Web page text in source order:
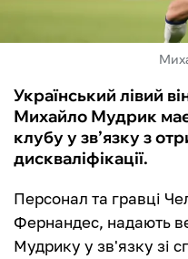
Український лівий
Михайло Мудрик має
клубу у зв’язку з
дискваліфікації.
Персонал та гравці
Фернандес, надають
Мудрику у зв'язку зі